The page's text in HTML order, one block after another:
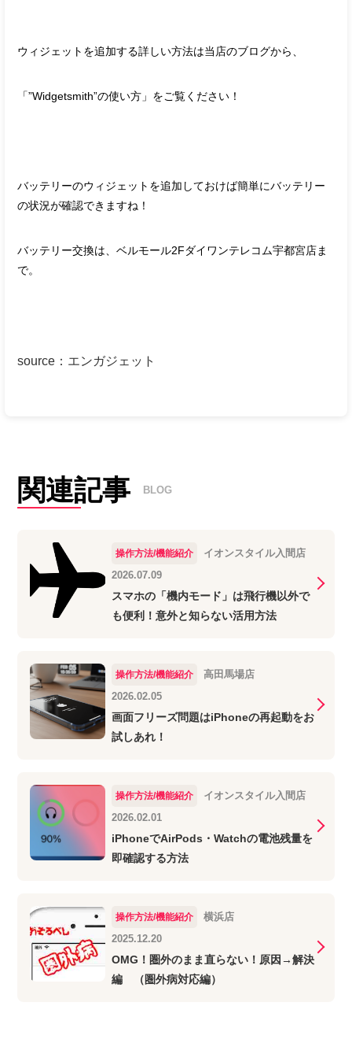
ウィジェットを追加する詳しい方法は当店のブログから、
「”Widgetsmith”の使い方」をご覧ください！
バッテリーのウィジェットを追加しておけば簡単にバッテリー
の状況が確認できますね！
バッテリー交換は、ベルモール2Fダイワンテレコム宇都宮店ま
で。
source ： エンガジェット
関連記事 BLOG
操作方法/機能紹介
イオンスタイル入間店
2026.07.09
スマホの「機内モード」は飛行機以外で
も便利！意外と知らない活用方法
操作方法/機能紹介
高田馬場店
2026.02.05
画面フリーズ問題はiPhoneの再起動をお
試しあれ！
操作方法/機能紹介
イオンスタイル入間店
2026.02.01
iPhoneでAirPods・Watchの電池残量を
即確認する方法
操作方法/機能紹介
横浜店
2025.12.20
OMG！圏外のまま直らない！原因→解決
編 （圏外病対応編）